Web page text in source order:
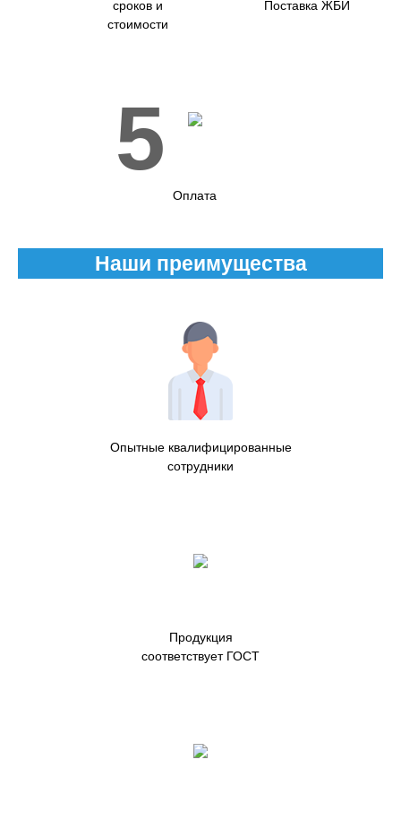
сроков и
стоимости
Поставка ЖБИ
5
Оплата
Наши преимущества
Опытные квалифицированные
сотрудники
Продукция
соответствует ГОСТ